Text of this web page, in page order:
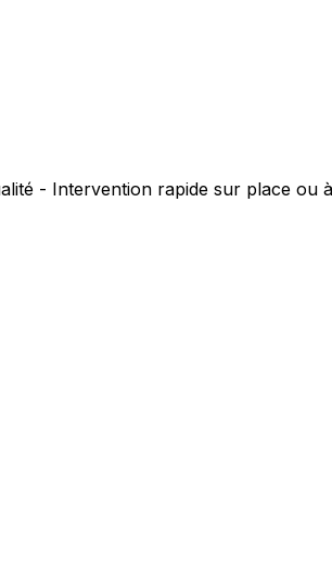
- Intervention rapide sur place ou